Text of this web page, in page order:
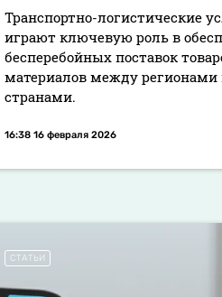
Транспортно-логистические
играют ключевую роль в
бесперебойных поставок
материалов между регионами
странами.
16:38 16 февраля 2026
СТАТЬИ